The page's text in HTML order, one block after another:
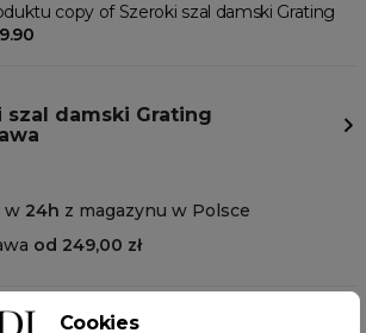
copy of Szeroki szal damski Grating
szal damski Grating
w 24h z magazynu w Polsce
od 249,00 zł
Cookies